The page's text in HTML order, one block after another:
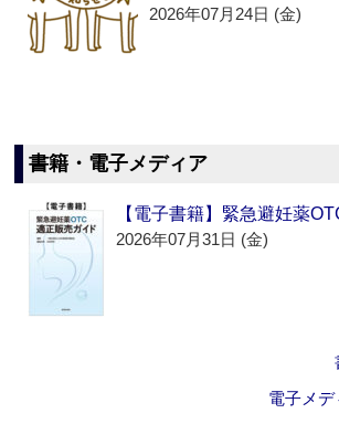
2026年07月24日 (金)
書籍・電子メディア
【電子書籍】緊急避妊薬
2026年07月31日 (金)
電子メ